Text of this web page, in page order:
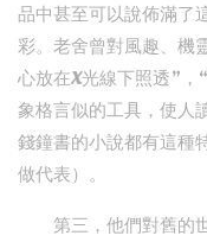
品中甚至可以說佈滿了
彩。老舍曾對風趣、機
心放在X光線下照透”，
象格言似的工具，使
錢鐘書的小說都有這種
做代表）。
第三，他們對舊的